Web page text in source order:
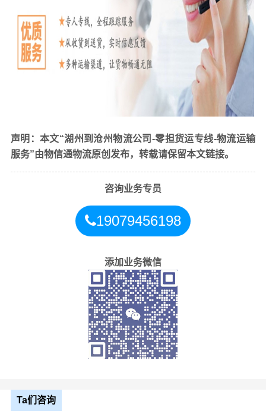
找湖州到沧州物流公司为什么要选物信通物流
的物流管理和运输经验，能够提供高效、安全、可靠的物
2、灵活性：我公司可以根据客户的需求和要求，提供个性
化的物流方案和服务，满足客户的不同需求；
程、降低运输成本等方式，帮助客户降低物流成本，提高
4、信息化：我公司通过信息化技术，实现物流信息的实时
监控和管理，提高物流效率和服务质量；
5、风险控制：我公司具备丰富的风险管理经验和应对能
力，能够有效应对物流运输中的各种风险和问题，保障客
节，确保客户的物流需求得到满足。
声明：本文“湖州到沧州物流公司-零担货运专线-物流运输
服务”由物信通物流原创发布，转载请保留本文链接。
咨询业务专员
19079456198
添加业务微信
Ta们咨询